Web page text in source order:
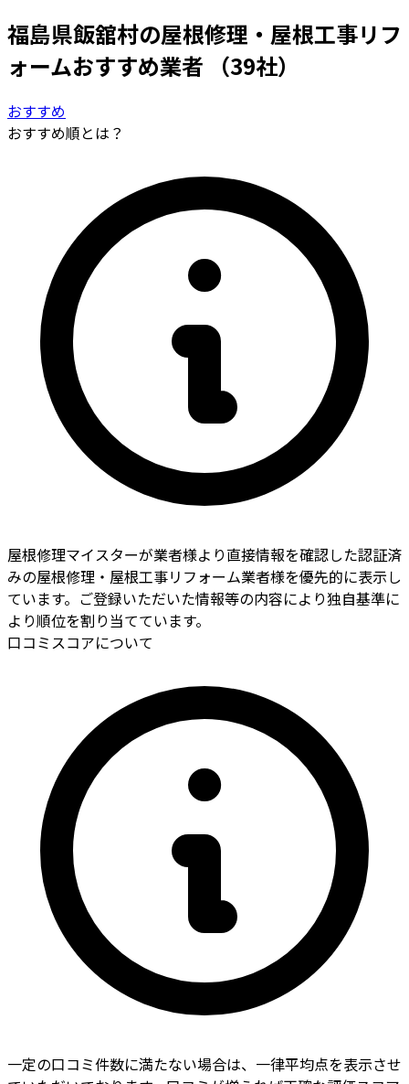
福島県飯舘村の屋根修理・屋根工事リフ
ォームおすすめ業者
（39社）
おすすめ
おすすめ順とは？
屋根修理マイスターが業者様より直接情報を確認した認証済
みの屋根修理・屋根工事リフォーム業者様を優先的に表示し
ています。ご登録いただいた情報等の内容により独自基準に
より順位を割り当てています。
口コミスコアについて
一定の口コミ件数に満たない場合は、一律平均点を表示させ